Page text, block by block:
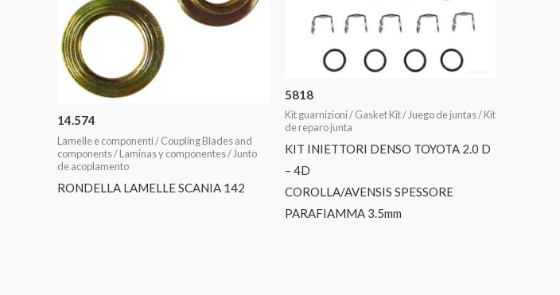
14.574
Lamelle e componenti / Coupling Blades and
components / Laminas y componentes / Junto
de acoplamento
RONDELLA LAMELLE SCANIA 142
5818
Kit guarnizioni / Gasket Kit / Juego de juntas / Kit
de reparo junta
KIT INIETTORI DENSO TOYOTA 2.0 D
– 4D
COROLLA/AVENSIS SPESSORE
PARAFIAMMA 3.5mm